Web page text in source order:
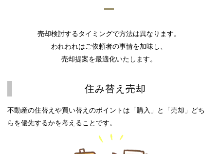
売却検討するタイミングで方法は異なります。
われわれはご依頼者の事情を加味し、
売却提案を最適化いたします。
住み替え売却
不動産の住替えや買い替えのポイントは「購入」と「売却」どち
らを優先するかを考えることです。